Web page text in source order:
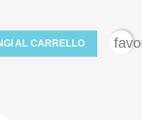
AL CARRELLO